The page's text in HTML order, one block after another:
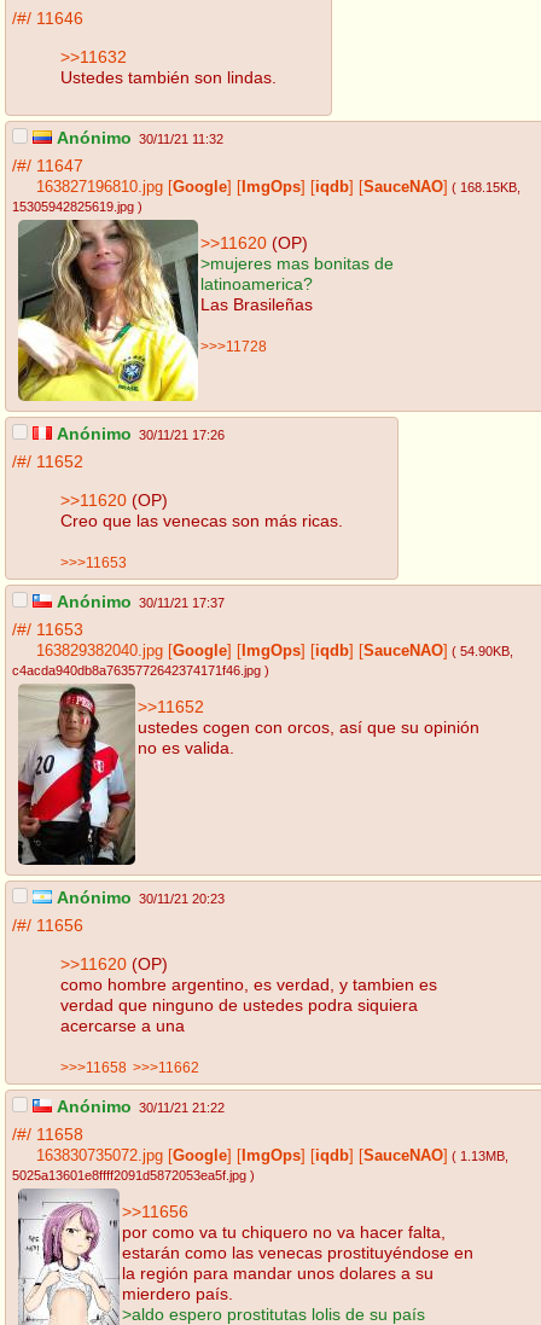
/#/ 11646
>>11632
Ustedes también son lindas.
Anónimo 30/11/21 11:32
/#/ 11647
163827196810.jpg Google ImgOps iqdb SauceNAO ( 168.15KB
15305942825619.jpg )
>>11620 (OP)
>mujeres mas bonitas de
latinoamerica?
Las Brasileñas
>>>11728
Anónimo 30/11/21 17:26
/#/ 11652
>>11620 (OP)
Creo que las venecas son más ricas.
>>>11653
Anónimo 30/11/21 17:37
/#/ 11653
163829382040.jpg Google ImgOps iqdb SauceNAO ( 54.90KB
c4acda940db8a7635772642374171f46.jpg )
>>11652
ustedes cogen con orcos, así que su opinión
no es valida.
Anónimo 30/11/21 20:23
/#/ 11656
>>11620 (OP)
como hombre argentino, es verdad, y tambien es
verdad que ninguno de ustedes podra siquiera
acercarse a una
>>>11658 >>>11662
Anónimo 30/11/21 21:22
/#/ 11658
163830735072.jpg Google ImgOps iqdb SauceNAO ( 1.13MB
5025a13601e8ffff2091d5872053ea5f.jpg )
>>11656
por como va tu chiquero no va hacer falta,
estarán como las venecas prostituyéndose en
la región para mandar unos dolares a su
mierdero país.
>aldo espero prostitutas lolis de su país